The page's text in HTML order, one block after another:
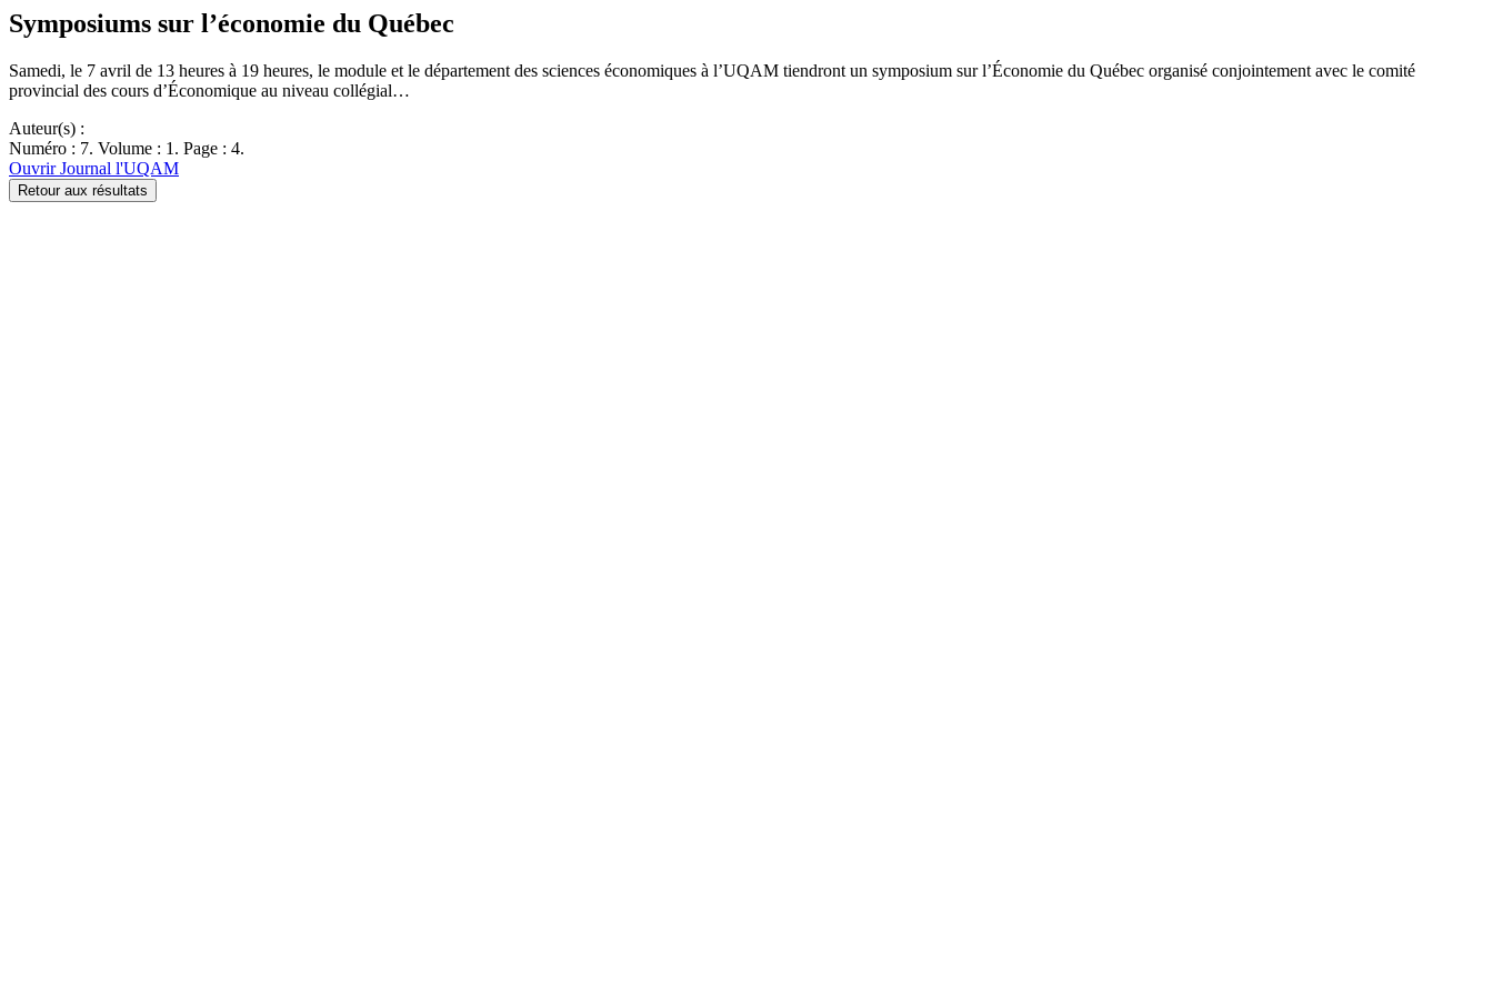
Symposiums sur l’économie du Québec
Samedi, le 7 avril de 13 heures à 19 heures, le module et le département des sciences économiques à l’UQAM tiendront un symposium sur l’Économie du Québec organisé conjointement avec le comité
provincial des cours d’Économique au niveau collégial…
Auteur(s) :
Numéro : 7. Volume : 1. Page : 4.
Ouvrir Journal l'UQAM
Retour aux résultats